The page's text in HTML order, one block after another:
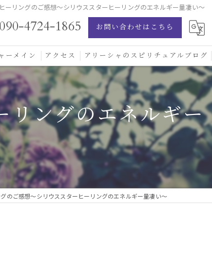
ーリングのご感想〜シリウススターヒーリングのエネルギー量凄い〜
090-4724-1865 お問い合わせはこちら
ーメイン
ーメイン愛の学校
ーメインブレッシングカード
エリー
アクセス アリーシャのスピリチュアルブログ
リングのエネルギー
のご感想〜シリウススターヒーリングのエネルギー量凄い〜